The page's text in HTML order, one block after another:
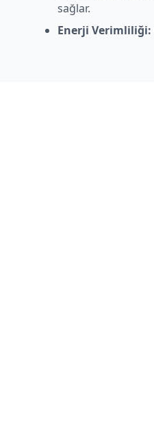
sağlar.
Enerji Verimliliği: